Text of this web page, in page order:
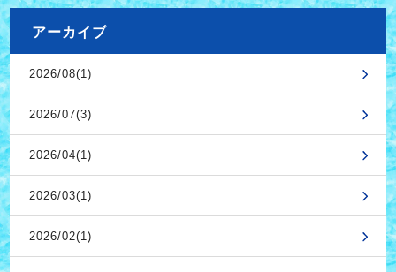
アーカイブ
2026/08(1)
2026/07(3)
2026/04(1)
2026/03(1)
2026/02(1)